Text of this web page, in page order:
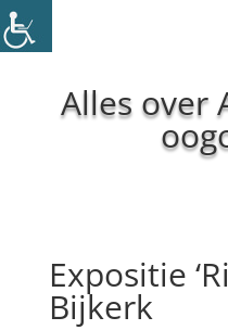
Alles over
Expositie
Bijkerk